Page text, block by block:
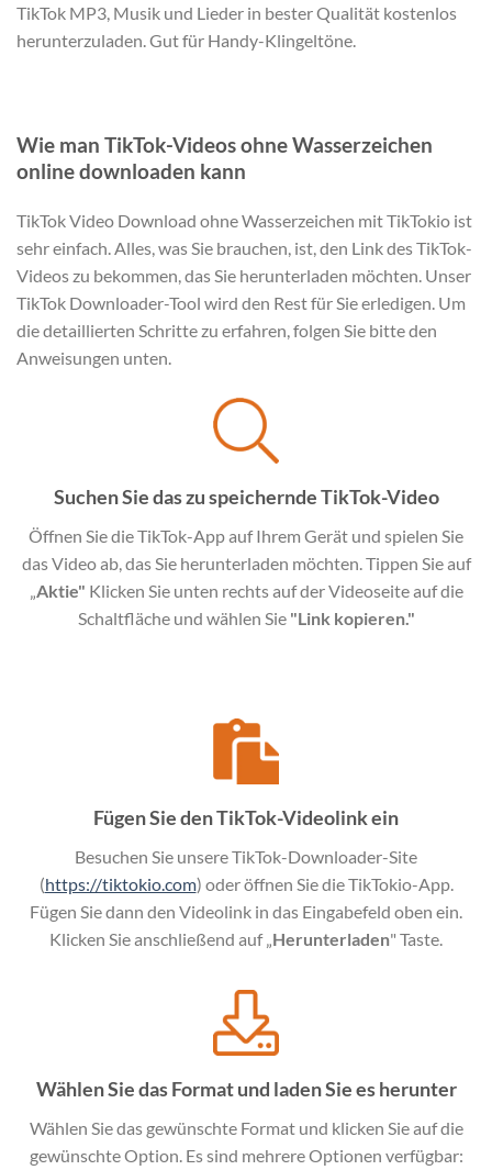
TikTok MP3, Musik und Lieder in bester Qualität kostenlos
herunterzuladen. Gut für Handy-Klingeltöne.
Wie man TikTok-Videos ohne Wasserzeichen
online downloaden kann
TikTok Video Download ohne Wasserzeichen mit TikTokio ist
sehr einfach. Alles, was Sie brauchen, ist, den Link des TikTok-
Videos zu bekommen, das Sie herunterladen möchten. Unser
TikTok Downloader-Tool wird den Rest für Sie erledigen. Um
die detaillierten Schritte zu erfahren, folgen Sie bitte den
Anweisungen unten.
Suchen Sie das zu speichernde TikTok-Video
Öffnen Sie die TikTok-App auf Ihrem Gerät und spielen Sie
das Video ab, das Sie herunterladen möchten. Tippen Sie auf
„Aktie" Klicken Sie unten rechts auf der Videoseite auf die
Schaltfläche und wählen Sie"Link kopieren."
Fügen Sie den TikTok-Videolink ein
Besuchen Sie unsere TikTok-Downloader-Site
(https://tiktokio.com) oder öffnen Sie die TikTokio-App.
Fügen Sie dann den Videolink in das Eingabefeld oben ein.
Klicken Sie anschließend auf „Herunterladen" Taste.
Wählen Sie das Format und laden Sie es herunter
Wählen Sie das gewünschte Format und klicken Sie auf die
gewünschte Option. Es sind mehrere Optionen verfügbar: